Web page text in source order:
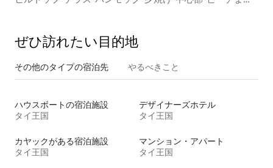
ぜひ訪⁠れ⁠た⁠い目⁠的⁠地
その他のタ⁠イ⁠プ⁠の宿⁠泊⁠先 やるべきこと
ハウスボートの宿泊施設
タイ王国
デザイナーズホテル
タイ王国
カヤックがある宿泊施設
タイ王国
マンション・アパート
タイ王国